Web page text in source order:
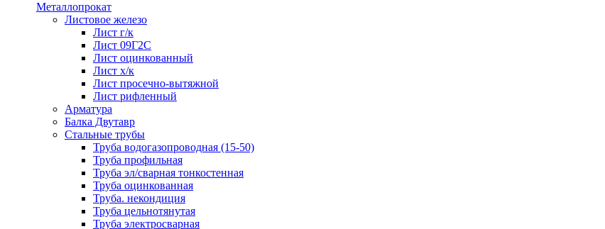
Металлопрокат
Листовое железо
Лист г/к
Лист 09Г2С
Лист оцинкованный
Лист х/к
Лист просечно-вытяжной
Лист рифленный
Арматура
Балка Двутавр
Стальные трубы
Труба водогазопроводная (15-50)
Труба профильная
Труба эл/сварная тонкостенная
Труба оцинкованная
Труба. некондиция
Труба цельнотянутая
Труба электросварная